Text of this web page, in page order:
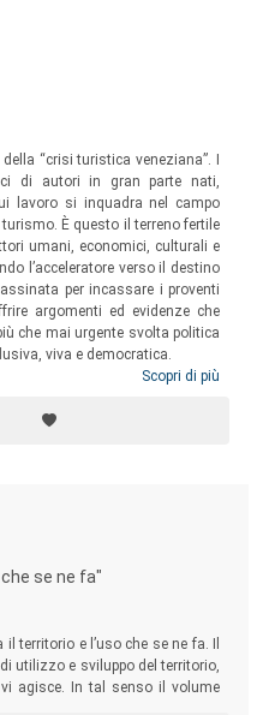
“crisi turistica veneziana”. I
di autori in gran parte nati,
lavoro si inquadra nel campo
È questo il terreno fertile
umani, economici, culturali e
l’acceleratore verso il destino
per incassare i proventi
argomenti ed evidenze che
che mai urgente svolta politica
viva e democratica.
Scopri di più
se ne fa"
territorio e l’uso che se ne fa. Il
utilizzo e sviluppo del territorio,
agisce. In tal senso il volume